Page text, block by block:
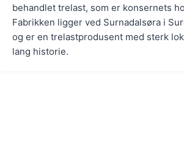
behandlet trelast, som er konsernets
Fabrikken ligger ved Surnadalsøra i
og er en trelastprodusent med sterk
lang historie.